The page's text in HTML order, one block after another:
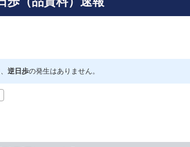
逆日歩の発生はありません。